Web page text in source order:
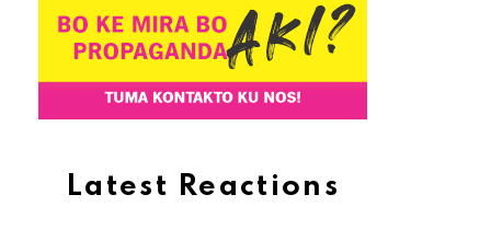
Latest Reactions